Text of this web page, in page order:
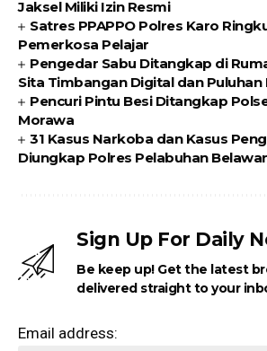
Jaksel Miliki Izin Resmi
Satres PPAPPO Polres Karo
Pemerkosa Pelajar
Pengedar Sabu Ditangkap di
Sita Timbangan Digital dan Puluhan
Pencuri Pintu Besi Ditangkap
Morawa
31 Kasus Narkoba dan Kasus
Diungkap Polres Pelabuhan
Sign Up For Daily
Be keep up! Get the latest
delivered straight to your
Email address: